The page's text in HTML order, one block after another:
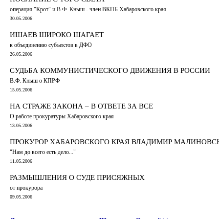
операция "Крот" и В.Ф. Кныш - член ВКПБ Хабаровского края
30.05.2006
ИШАЕВ ШИРОКО ШАГАЕТ
к объединению субъектов в ДФО
26.05.2006
СУДЬБА КОММУНИСТИЧЕСКОГО ДВИЖЕНИЯ В РОССИИ
В.Ф. Кныш о КПРФ
15.05.2006
НА СТРАЖЕ ЗАКОНА – В ОТВЕТЕ ЗА ВСЕ
О работе прокуратуры Хабаровского края
13.05.2006
ПРОКУРОР ХАБАРОВСКОГО КРАЯ ВЛАДИМИР
"Нам до всего есть дело..."
11.05.2006
РАЗМЫШЛЕНИЯ О СУДЕ ПРИСЯЖНЫХ
от прокурора
09.05.2006